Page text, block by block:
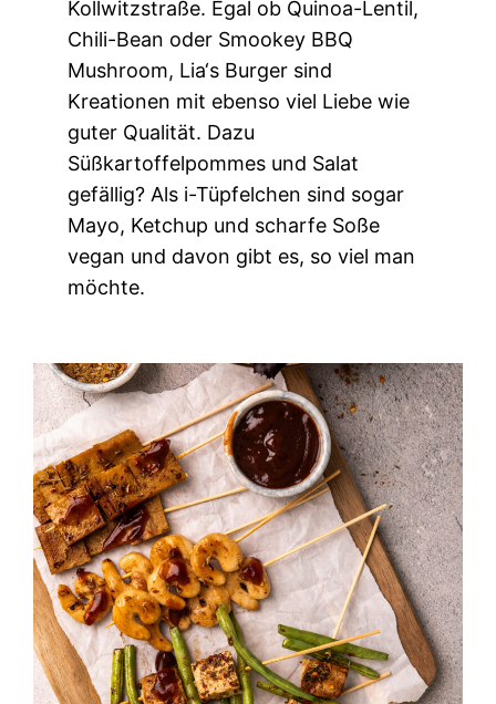
Kollwitzstraße. Egal ob Quinoa-Lentil,
Chili-Bean oder Smookey BBQ
Mushroom, Lia‘s Burger sind
Kreationen mit ebenso viel Liebe wie
guter Qualität. Dazu
Süßkartoffelpommes und Salat
gefällig? Als i-Tüpfelchen sind sogar
Mayo, Ketchup und scharfe Soße
vegan und davon gibt es, so viel man
möchte.